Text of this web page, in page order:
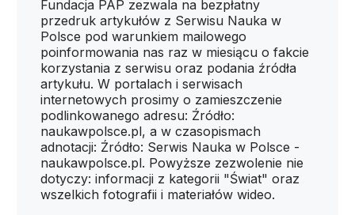
Fundacja PAP zezwala na bezpłatny
przedruk artykułów z Serwisu Nauka w
Polsce pod warunkiem mailowego
poinformowania nas raz w miesiącu o fakcie
korzystania z serwisu oraz podania źródła
artykułu. W portalach i serwisach
internetowych prosimy o zamieszczenie
podlinkowanego adresu: Źródło:
naukawpolsce.pl, a w czasopismach
adnotacji: Źródło: Serwis Nauka w Polsce -
naukawpolsce.pl. Powyższe zezwolenie nie
dotyczy: informacji z kategorii "Świat" oraz
wszelkich fotografii i materiałów wideo.